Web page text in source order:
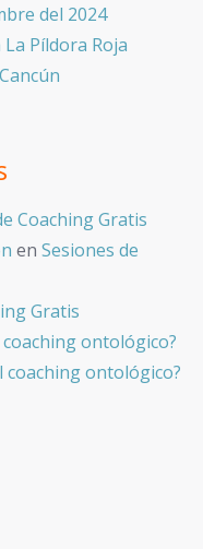
del 2024
Píldora Roja
Coaching Gratis
en Sesiones de
Gratis
coaching ontológico?
coaching ontológico?